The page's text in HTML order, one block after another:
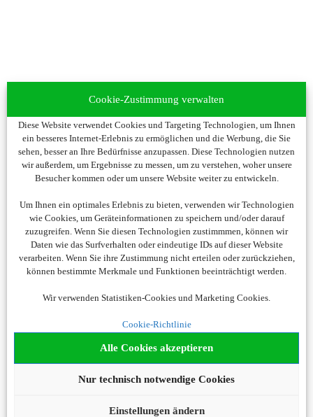
Cookie-Zustimmung verwalten
Diese Website verwendet Cookies und Targeting Technologien, um Ihnen
ein besseres Internet-Erlebnis zu ermöglichen und die Werbung, die Sie
sehen, besser an Ihre Bedürfnisse anzupassen. Diese Technologien nutzen
wir außerdem, um Ergebnisse zu messen, um zu verstehen, woher unsere
Besucher kommen oder um unsere Website weiter zu entwickeln.
Um Ihnen ein optimales Erlebnis zu bieten, verwenden wir Technologien
wie Cookies, um Geräteinformationen zu speichern und/oder darauf
zuzugreifen. Wenn Sie diesen Technologien zustimmmen, können wir
Daten wie das Surfverhalten oder eindeutige IDs auf dieser Website
verarbeiten. Wenn Sie ihre Zustimmung nicht erteilen oder zurückziehen,
können bestimmte Merkmale und Funktionen beeinträchtigt werden.
Wir verwenden Statistiken-Cookies und Marketing Cookies.
Cookie-Richtlinie
Alle Cookies akzeptieren
Nur technisch notwendige Cookies
Einstellungen ändern